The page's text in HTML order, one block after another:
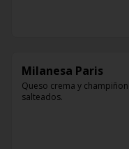
Milanesa Paris
Queso crema y
salteados.